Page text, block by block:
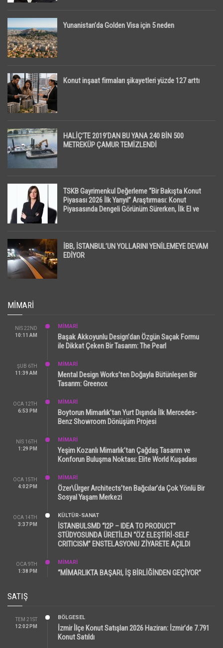
Yunanistan’da Golden Visa için 5 neden
Konut inşaat firmaları şikayetleri yüzde 127 arttı
HALİÇ’TE 2019’DAN BU YANA 240 BİN 500
METREKÜP ÇAMUR TEMİZLENDİ
TSKB Gayrimenkul Değerleme “Bir Bakışta Konut
Piyasası 2026 İlk Yarıyıl” Araştırması: Konut
Piyasasında Dengeli Görünüm Sürerken, İlk El ve
İBB, İSTANBUL’UN YOLLARINI YENİLEMEYE DEVAM
EDİYOR
MIMARI
NIS 22ND
10:11 AM
MİMARİ
Başak Akkoyunlu Design’dan Özgün Saçak Formu
ile Dikkat Çeken Bir Tasarım: The Pearl
ŞUB 6TH
11:39 AM
MİMARİ
Mental Design Works’ten Doğayla Bütünleşen Bir
Tasarım: Greenox
OCA 12TH
6:53 PM
MİMARİ
Boytorun Mimarlık’tan Yurt Dışında İlk Mercedes-
Benz Showroom Dönüşüm Projesi
NIS 16TH
1:29 PM
MİMARİ
Yeşim Kozanlı Mimarlık’tan Çağdaş Tasarım ve
Konforun Buluşma Noktası: Elite World Kuşadası
OCA 15TH
4:02 PM
MİMARİ
Özer\Ürger Architects’ten Bağcılar’da Çok Yönlü Bir
Sosyal Yaşam Merkezi
OCA 14TH
3:37 PM
KÜLTÜR-SANAT
İSTANBULSMD “I2P – IDEA TO PRODUCT”
STÜDYOSUNDA ÜRETİLEN “ÖZ ELEŞTİRİ-SELF
CRITICISM” ENSTELASYONU ZİYARETE AÇILDI
OCA 9TH
1:38 PM
MİMARİ
“MİMARLIKTA BAŞARI, İŞ BİRLİĞİNDEN GEÇİYOR”
SATIŞ
TEM 21ST
12:02 PM
BÖLGESEL
İzmir İlçe Konut Satışları 2026 Haziran: İzmir’de 7.791
Konut Satıldı